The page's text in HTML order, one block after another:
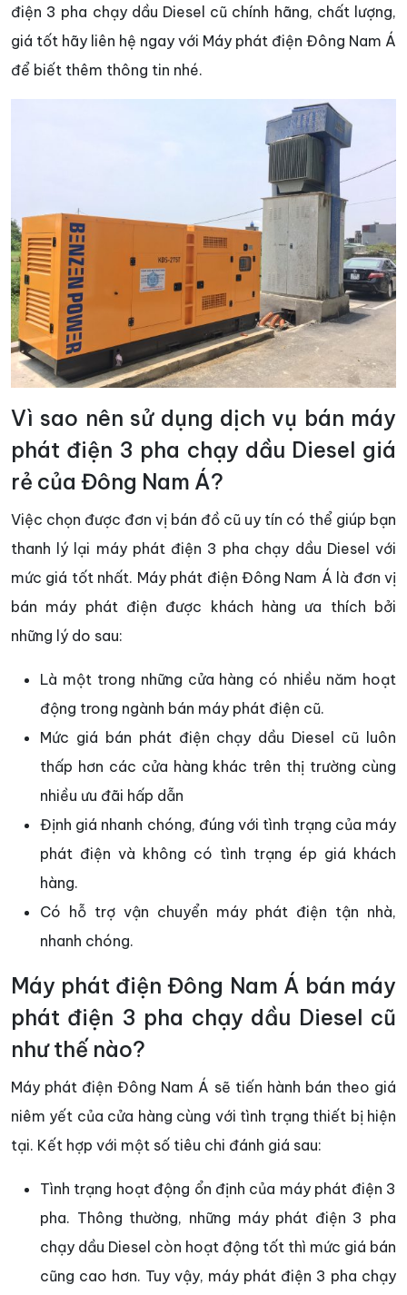
điện 3 pha chạy dầu Diesel cũ chính hãng, chất lượng,
giá tốt hãy liên hệ ngay với Máy phát điện Đông Nam Á
để biết thêm thông tin nhé.
Vì sao nên sử dụng dịch vụ bán máy
phát điện 3 pha chạy dầu Diesel giá
rẻ của Đông Nam Á?
Việc chọn được đơn vị bán đồ cũ uy tín có thể giúp bạn
thanh lý lại máy phát điện 3 pha chạy dầu Diesel với
mức giá tốt nhất. Máy phát điện Đông Nam Á là đơn vị
bán máy phát điện được khách hàng ưa thích bởi
những lý do sau:
Là một trong những cửa hàng có nhiều năm hoạt
động trong ngành bán máy phát điện cũ.
Mức giá bán phát điện chạy dầu Diesel cũ luôn
thấp hơn các cửa hàng khác trên thị trường cùng
nhiều ưu đãi hấp dẫn
Định giá nhanh chóng, đúng với tình trạng của máy
phát điện và không có tình trạng ép giá khách
hàng.
Có hỗ trợ vận chuyển máy phát điện tận nhà,
nhanh chóng.
Máy phát điện Đông Nam Á bán máy
phát điện 3 pha chạy dầu Diesel cũ
như thế nào?
Máy phát điện Đông Nam Á sẽ tiến hành bán theo giá
niêm yết của cửa hàng cùng với tình trạng thiết bị hiện
tại. Kết hợp với một số tiêu chi đánh giá sau:
Tình trạng hoạt động ổn định của máy phát điện 3
pha. Thông thường, những máy phát điện 3 pha
chạy dầu Diesel còn hoạt động tốt thì mức giá bán
cũng cao hơn. Tuy vậy, máy phát điện 3 pha chạy